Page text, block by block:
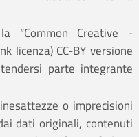
“Common Creative -
licenza) CC-BY versione
parte integrante
o imprecisioni
dati originali, contenuti